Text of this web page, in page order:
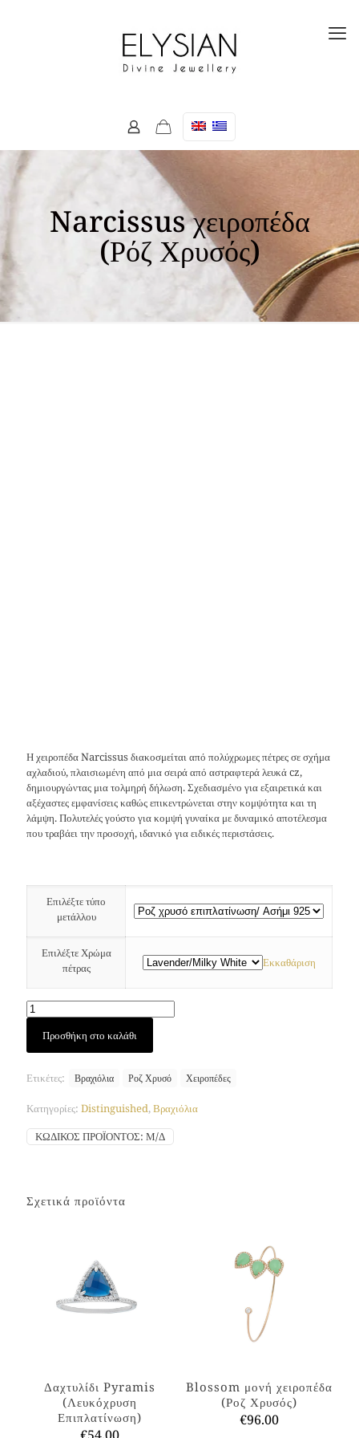
Narcissus χειροπέδα
(Ρόζ Χρυσός)
Η χειροπέδα Narcissus διακοσμείται από πολύχρωμες πέτρες σε σχήμα
αχλαδιού, πλαισιωμένη από μια σειρά από αστραφτερά λευκά cz,
δημιουργώντας μια τολμηρή δήλωση. Σχεδιασμένο για εξαιρετικά και
αξέχαστες εμφανίσεις καθώς επικεντρώνεται στην κομψότητα και τη
λάμψη. Πολυτελές γούστο για κομψή γυναίκα με δυναμικό αποτέλεσμα
που τραβάει την προσοχή, ιδανικό για ειδικές περιστάσεις.
Επιλέξτε τύπο
μετάλλου
Επιλέξτε Χρώμα
πέτρας
Εκκαθάριση
Narcissus
χειροπέδα
(Ρόζ
ποσότητα
Προσθήκη στο καλάθι
Ετικέτες: Βραχιόλια Ροζ Χρυσό Χειροπέδες
Κατηγορίες: Distinguished, Βραχιόλια
ΚΩΔΙΚΌΣ ΠΡΟΪΌΝΤΟΣ: Μ/Δ
Σχετικά προϊόντα
Δαχτυλίδι Pyramis
(Λευκόχρυση
Επιπλατίνωση)
Blossom μονή χειροπέδα
(Ροζ Χρυσός)
€96.00